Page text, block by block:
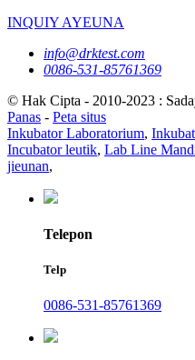
INQUIY AYEUNA
info@drktest.com
0086-531-85761369
© Hak Cipta - 2010-2023 :
Panas - Peta situs
Inkubator Laboratorium,
Incubator leutik, Lab Line
jieunan,
Telepon
Telp
0086-531-85761369